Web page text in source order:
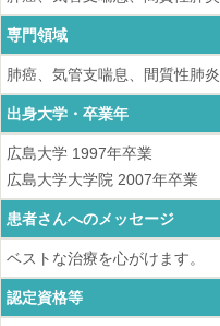
専門領域
肺癌、気管支喘息、間質性肺炎
出身大学・卒業年
広島大学 1997年卒業
広島大学大学院 2007年卒業
患者さんへのメッセージ
ベストな治療を心がけます。
認定資格等